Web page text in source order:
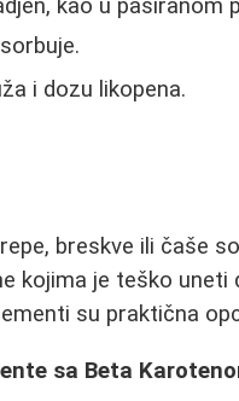
kao u pasiranom
i dozu likopena.
breskve ili čaše
kojima je teško uneti
su praktična
sa Beta